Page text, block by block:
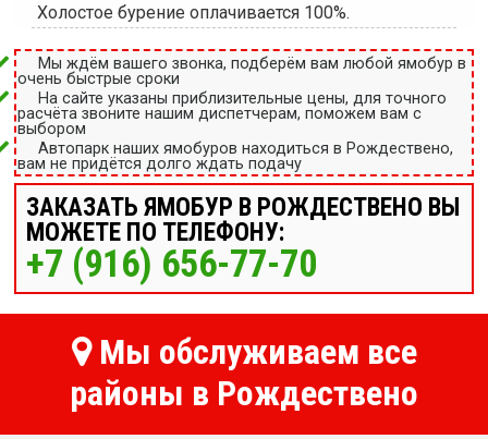
Холостое бурение оплачивается 100%.
Мы ждём вашего звонка, подберём вам любой ямобур в
очень быстрые сроки
На сайте указаны приблизительные цены, для точного
расчёта звоните нашим диспетчерам, поможем вам с
выбором
Автопарк наших ямобуров находиться в Рождествено,
вам не придётся долго ждать подачу
ЗАКАЗАТЬ ЯМОБУР В РОЖДЕСТВЕНО ВЫ
МОЖЕТЕ ПО ТЕЛЕФОНУ:
+7 (916) 656-77-70
Мы обслуживаем все
районы в Рождествено